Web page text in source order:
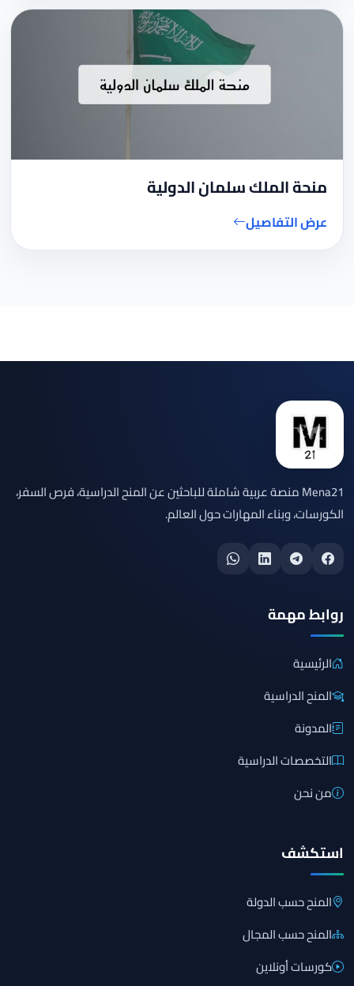
منحة الملك سلمان الدولية
عرض التفاصيل
Mena21 منصة عربية شاملة للباحثين عن المنح الدراسية، فرص السفر،
الكورسات، وبناء المهارات حول العالم.
روابط مهمة
الرئيسية
المنح الدراسية
المدونة
التخصصات الدراسية
من نحن
استكشف
المنح حسب الدولة
المنح حسب المجال
كورسات أونلاين